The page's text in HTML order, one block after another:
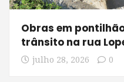
Obras em
trânsito na rua
julho 28, 2026 0